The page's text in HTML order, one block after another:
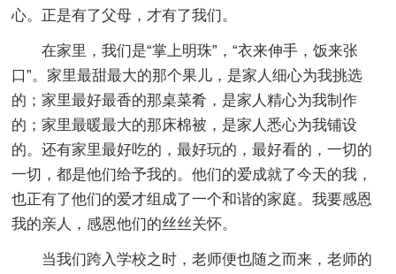
心。正是有了父母，才有了我们。
在家里，我们是“掌上明珠”，“衣来伸手，饭来张
口”。家里最甜最大的那个果儿，是家人细心为我挑选
的；家里最好最香的那桌菜肴，是家人精心为我制作
的；家里最暖最大的那床棉被，是家人悉心为我铺设
的。还有家里最好吃的，最好玩的，最好看的，一切的
一切，都是他们给予我的。他们的爱成就了今天的我，
也正有了他们的爱才组成了一个和谐的家庭。我要感恩
我的亲人，感恩他们的丝丝关怀。
当我们跨入学校之时，老师便也随之而来，老师的